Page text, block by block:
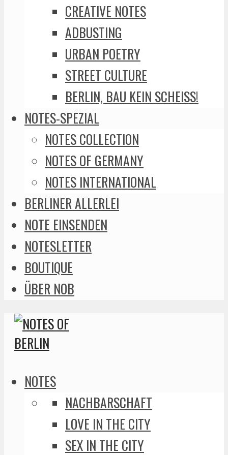
CREATIVE NOTES
ADBUSTING
URBAN POETRY
STREET CULTURE
BERLIN, BAU KEIN SCHEISS!
NOTES-SPEZIAL
NOTES COLLECTION
NOTES OF GERMANY
NOTES INTERNATIONAL
BERLINER ALLERLEI
NOTE EINSENDEN
NOTESLETTER
BOUTIQUE
ÜBER NOB
NOTES
NACHBARSCHAFT
LOVE IN THE CITY
SEX IN THE CITY